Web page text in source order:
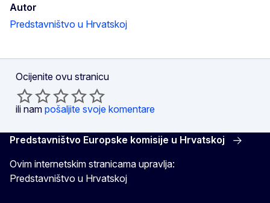
Autor
Predstavništvo u Hrvatskoj
Ocijenite ovu stranicu
ili nam pošaljite svoje komentare
Predstavništvo Europske komisije u Hrvatskoj
Ovim internetskim stranicama upravlja:
Predstavništvo u Hrvatskoj